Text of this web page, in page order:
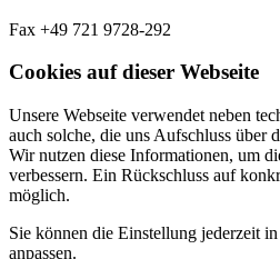
Fax +49 721 9728-292
Cookies auf dieser Webseite
Unsere Webseite verwendet neben
auch solche, die uns Aufschluss über
Wir nutzen diese Informationen, um
verbessern. Ein Rückschluss auf
möglich.
Sie können die Einstellung jederzeit
anpassen.